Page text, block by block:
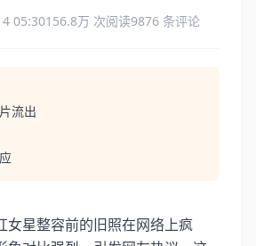
05:30156.8万 次阅读9876 条评论
流出
女星整容前的旧照在网络上疯